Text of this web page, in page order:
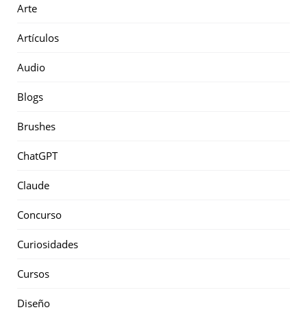
Arte
Artículos
Audio
Blogs
Brushes
ChatGPT
Claude
Concurso
Curiosidades
Cursos
Diseño